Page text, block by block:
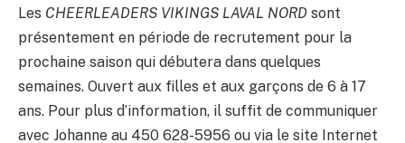
Les CHEERLEADERS VIKINGS LAVAL NORD sont
présentement en période de recrutement pour la
prochaine saison qui débutera dans quelques
semaines. Ouvert aux filles et aux garçons de 6 à 17
ans. Pour plus d’information, il suffit de communiquer
avec Johanne au 450 628-5956 ou via le site Internet